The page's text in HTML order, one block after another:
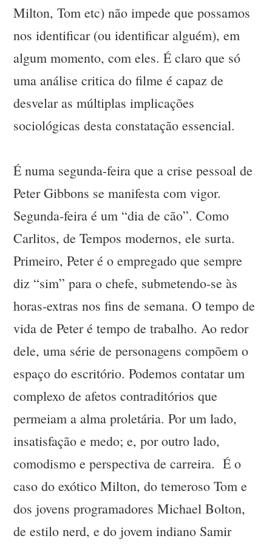
Milton, Tom etc) não impede que possamos
nos identificar (ou identificar alguém), em
algum momento, com eles. É claro que só
uma análise critica do filme é capaz de
desvelar as múltiplas implicações
sociológicas desta constatação essencial.
É numa segunda-feira que a crise pessoal de
Peter Gibbons se manifesta com vigor.
Segunda-feira é um “dia de cão”. Como
Carlitos, de Tempos modernos, ele surta.
Primeiro, Peter é o empregado que sempre
diz “sim” para o chefe, submetendo-se às
horas-extras nos fins de semana. O tempo de
vida de Peter é tempo de trabalho. Ao redor
dele, uma série de personagens compõem o
espaço do escritório. Podemos contatar um
complexo de afetos contraditórios que
permeiam a alma proletária. Por um lado,
insatisfação e medo; e, por outro lado,
comodismo e perspectiva de carreira. É o
caso do exótico Milton, do temeroso Tom e
dos jovens programadores Michael Bolton,
de estilo nerd, e do jovem indiano Samir